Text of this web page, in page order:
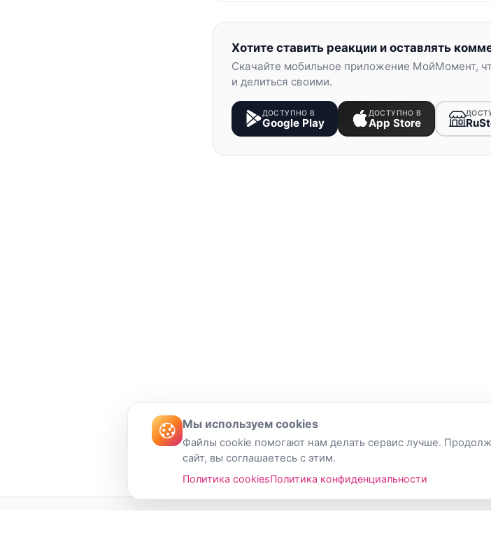
Хотите ставить реакции и оставлять
Скачайте мобильное приложение МойМомент,
и делиться своими.
ДОСТУПНО В
Google Play
ДОСТУПНО В
App Store
Мы используем cookies
Файлы cookie помогают нам делать сервис лучше.
сайт, вы соглашаетесь с этим.
Политика cookiesПолитика конфиденциальности